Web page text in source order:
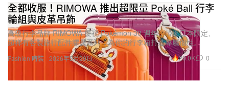
Fashion 時裝
全都收服！RIMOWA 推出超限量 Poké Ball 行李
輪組與皮革吊飾
高級行李品牌 RIMOWA 慶祝 Pokémon 30 週年，帶來日本限定、
超稀有客製旅行配件膠囊系列，為你的行李箱打造專屬個性。
2026年5月29日 20.0K 0